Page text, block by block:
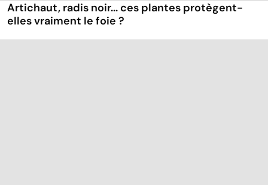
Artichaut, radis noir... ces plantes protègent-
elles vraiment le foie ?